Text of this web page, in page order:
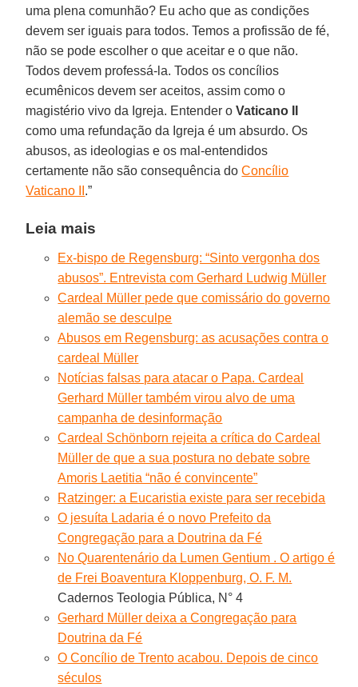
uma plena comunhão? Eu acho que as condições
devem ser iguais para todos. Temos a profissão de fé,
não se pode escolher o que aceitar e o que não.
Todos devem professá-la. Todos os concílios
ecumênicos devem ser aceitos, assim como o
magistério vivo da Igreja. Entender oVaticano
como uma refundação da Igreja é um absurdo. Os
abusos, as ideologias e os mal-entendidos
certamente não são consequência doConcílio
Vaticano II .”
Leia mais
Ex-bispo de Regensburg: “Sinto vergonha dos
abusos”. Entrevista com Gerhard Ludwig Müller
Cardeal Müller pede que comissário do governo
alemão se desculpe
Abusos em Regensburg: as acusações contra o
cardeal Müller
Notícias falsas para atacar o Papa. Cardeal
Gerhard Müller também virou alvo de uma
campanha de desinformação
Cardeal Schönborn rejeita a crítica do Cardeal
Müller de que a sua postura no debate sobre
Amoris Laetitia “não é convincente”
Ratzinger: a Eucaristia existe para ser recebida
O jesuíta Ladaria é o novo Prefeito da
Congregação para a Doutrina da Fé
No Quarentenário da Lumen Gentium . O artigo é
de Frei Boaventura Kloppenburg, O. F. M.
Cadernos Teologia Pública, N° 4
Gerhard Müller deixa a Congregação para
Doutrina da Fé
O Concílio de Trento acabou. Depois de cinco
séculos